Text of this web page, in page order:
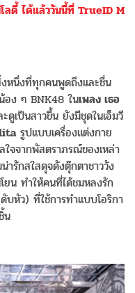
ดี้ ได้แล้ววันนี้ที่ TrueID M
หนึ่งที่ทุกคนพูดถึงและชื่น
ง ๆ BNK48 ในเพลง เธอ
ดูเป็นสาวขึ้น ยังมีชุดในเอ็มวี
รูปแบบเครื่องแต่งกาย
จจากพัสตราภรณ์ของเหล่า
รักสใสดุจดังตุ๊กตาชาววัง
น ทำให้คนที่ได้ชมหลงรัก
บหัว) ที่ใช้การทำแบบโอริกา
น